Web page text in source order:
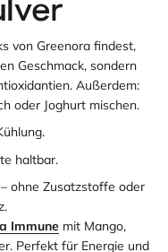
von Greenora findest,
Geschmack, sondern
Außerdem:
oder Joghurt mischen.
haltbar.
ohne Zusatzstoffe oder
Immune mit Mango,
Perfekt für Energie und